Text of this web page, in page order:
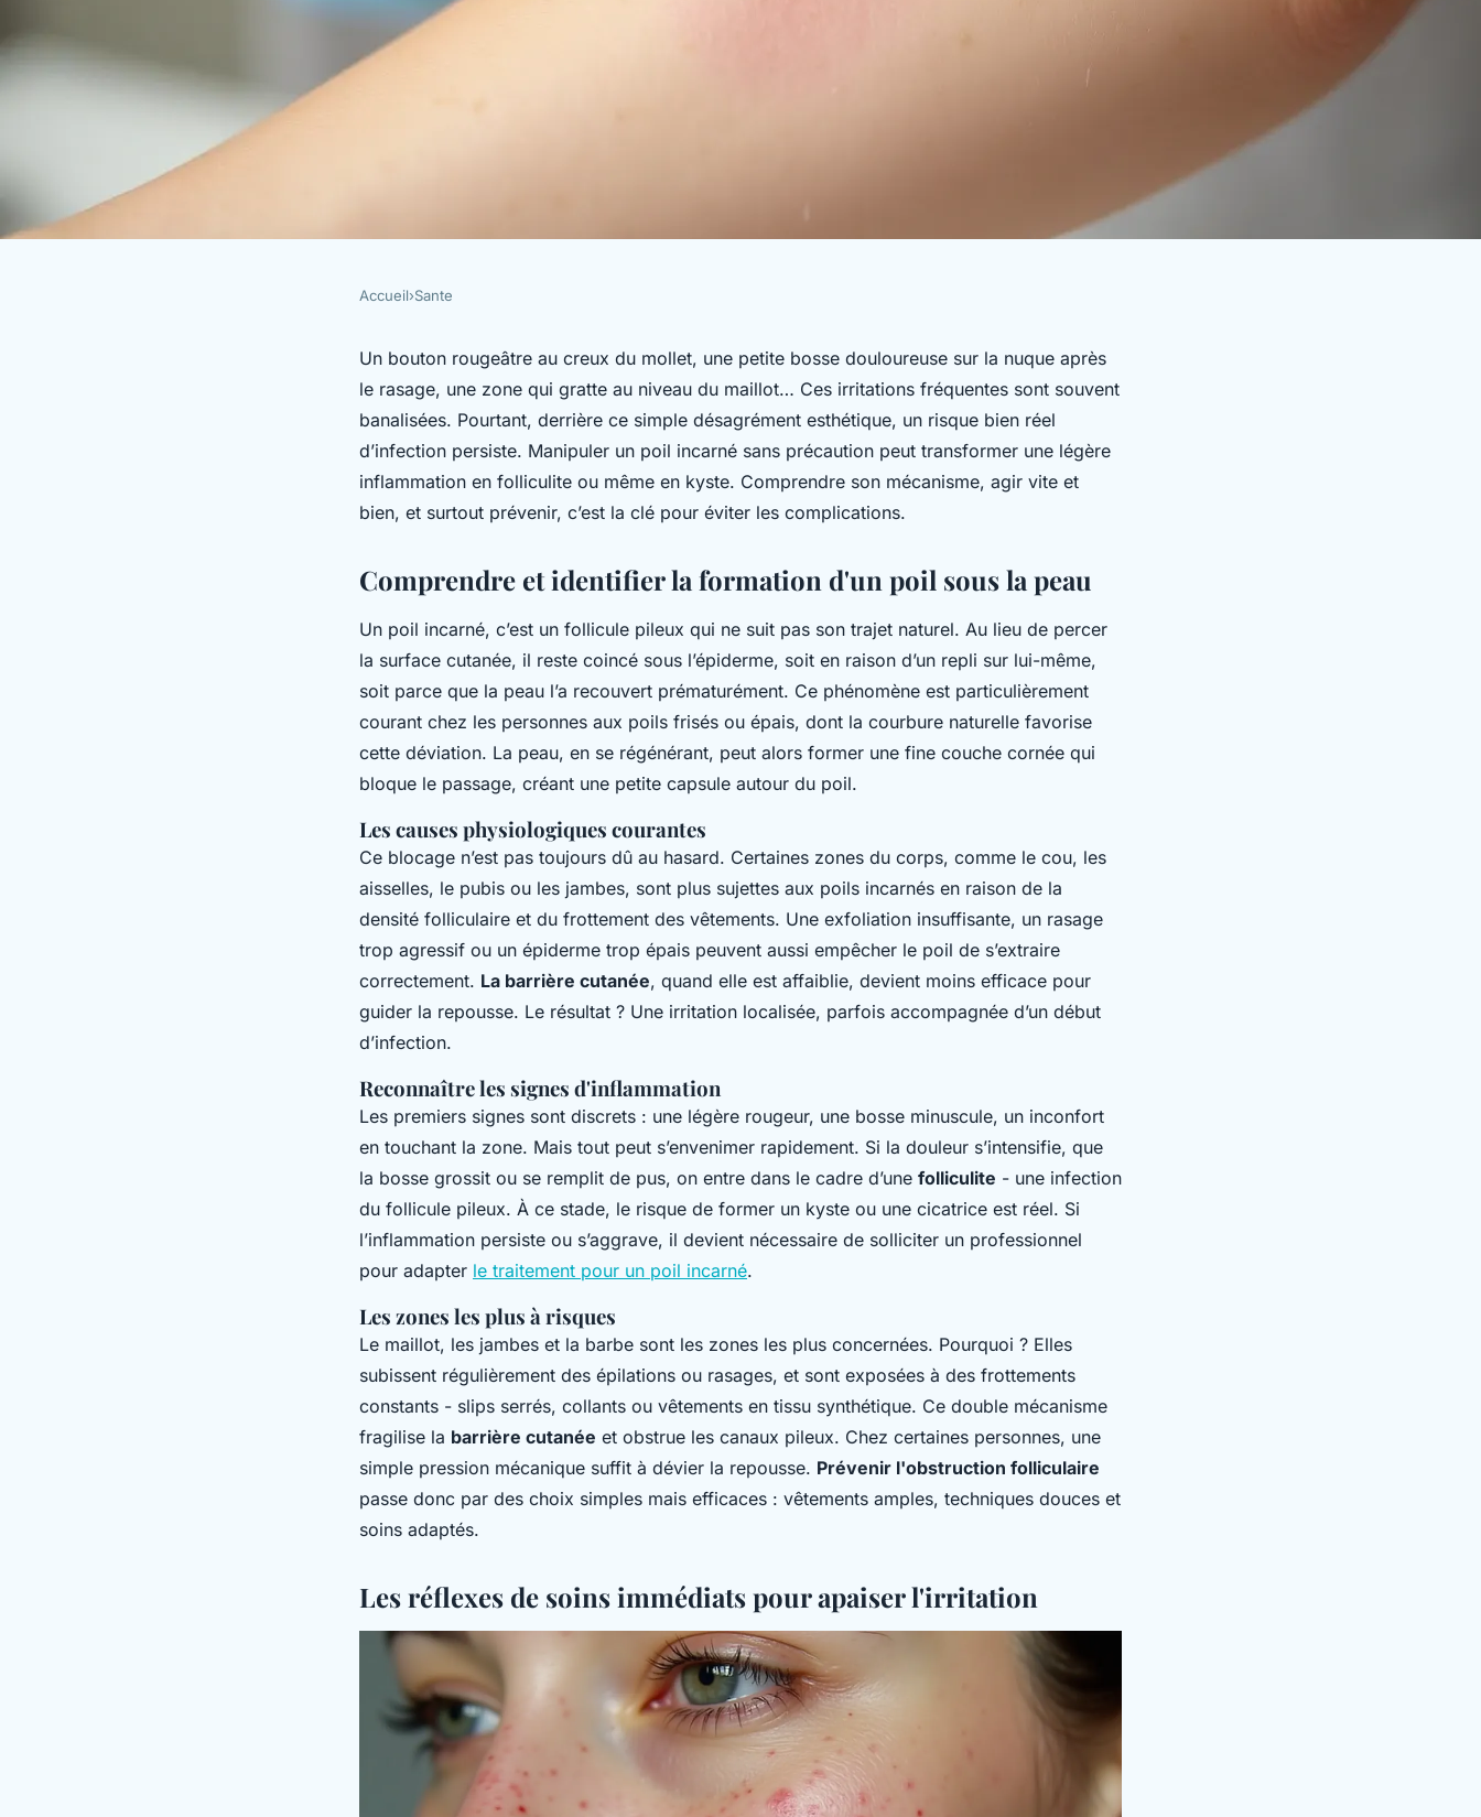
Comment éviter les poils incarnés et
leurs complications
Accueil›Sante
Un bouton rougeâtre au creux du mollet, une petite bosse douloureuse sur la nuque après
le rasage, une zone qui gratte au niveau du maillot… Ces irritations fréquentes sont souvent
banalisées. Pourtant, derrière ce simple désagrément esthétique, un risque bien réel
d’infection persiste. Manipuler un poil incarné sans précaution peut transformer une légère
inflammation en folliculite ou même en kyste. Comprendre son mécanisme, agir vite et
bien, et surtout prévenir, c’est la clé pour éviter les complications.
Comprendre et identifier la formation d'un poil sous la peau
Un poil incarné, c’est un follicule pileux qui ne suit pas son trajet naturel. Au lieu de percer
la surface cutanée, il reste coincé sous l’épiderme, soit en raison d’un repli sur lui-même,
soit parce que la peau l’a recouvert prématurément. Ce phénomène est particulièrement
courant chez les personnes aux poils frisés ou épais, dont la courbure naturelle favorise
cette déviation. La peau, en se régénérant, peut alors former une fine couche cornée qui
bloque le passage, créant une petite capsule autour du poil.
Les causes physiologiques courantes
Ce blocage n’est pas toujours dû au hasard. Certaines zones du corps, comme le cou, les
aisselles, le pubis ou les jambes, sont plus sujettes aux poils incarnés en raison de la
densité folliculaire et du frottement des vêtements. Une exfoliation insuffisante, un rasage
trop agressif ou un épiderme trop épais peuvent aussi empêcher le poil de s’extraire
correctement. La barrière cutanée, quand elle est affaiblie, devient moins efficace pour
guider la repousse. Le résultat ? Une irritation localisée, parfois accompagnée d’un début
d’infection.
Reconnaître les signes d'inflammation
Les premiers signes sont discrets : une légère rougeur, une bosse minuscule, un inconfort
en touchant la zone. Mais tout peut s’envenimer rapidement. Si la douleur s’intensifie, que
la bosse grossit ou se remplit de pus, on entre dans le cadre d’une folliculite - une infection
du follicule pileux. À ce stade, le risque de former un kyste ou une cicatrice est réel. Si
l’inflammation persiste ou s’aggrave, il devient nécessaire de solliciter un professionnel
pour adapter le traitement pour un poil incarné.
Les zones les plus à risques
Le maillot, les jambes et la barbe sont les zones les plus concernées. Pourquoi ? Elles
subissent régulièrement des épilations ou rasages, et sont exposées à des frottements
constants - slips serrés, collants ou vêtements en tissu synthétique. Ce double mécanisme
fragilise la barrière cutanée et obstrue les canaux pileux. Chez certaines personnes, une
simple pression mécanique suffit à dévier la repousse. Prévenir l'obstruction folliculaire
passe donc par des choix simples mais efficaces : vêtements amples, techniques douces et
soins adaptés.
Les réflexes de soins immédiats pour apaiser l'irritation